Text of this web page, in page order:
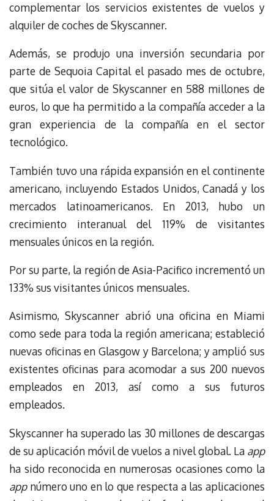
complementar los servicios existentes de vuelos y
alquiler de coches de Skyscanner.
Además, se produjo una inversión secundaria por
parte de Sequoia Capital el pasado mes de octubre,
que sitúa el valor de Skyscanner en 588 millones de
euros, lo que ha permitido a la compañía acceder a la
gran experiencia de la compañía en el sector
tecnológico.
También tuvo una rápida expansión en el continente
americano, incluyendo Estados Unidos, Canadá y los
mercados latinoamericanos. En 2013, hubo un
crecimiento interanual del 119% de visitantes
mensuales únicos en la región.
Por su parte, la región de Asia-Pacifico incrementó un
133% sus visitantes únicos mensuales.
Asimismo, Skyscanner abrió una oficina en Miami
como sede para toda la región americana; estableció
nuevas oficinas en Glasgow y Barcelona; y amplió sus
existentes oficinas para acomodar a sus 200 nuevos
empleados en 2013, así como a sus futuros
empleados.
Skyscanner ha superado las 30 millones de descargas
de su aplicación móvil de vuelos a nivel global. La app
ha sido reconocida en numerosas ocasiones como la
appnúmero uno en lo que respecta a las aplicaciones